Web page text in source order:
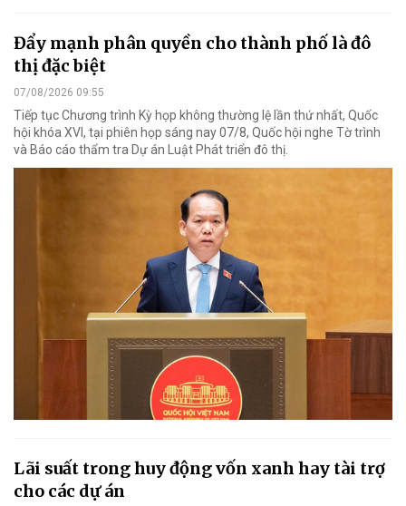
Đẩy mạnh phân quyền cho thành phố là đô
thị đặc biệt
07/08/2026 09:55
Tiếp tục Chương trình Kỳ họp không thường lệ lần thứ nhất, Quốc
hội khóa XVI, tại phiên họp sáng nay 07/8, Quốc hội nghe Tờ trình
và Báo cáo thẩm tra Dự án Luật Phát triển đô thị.
Lãi suất trong huy động vốn xanh hay tài trợ
cho các dự án